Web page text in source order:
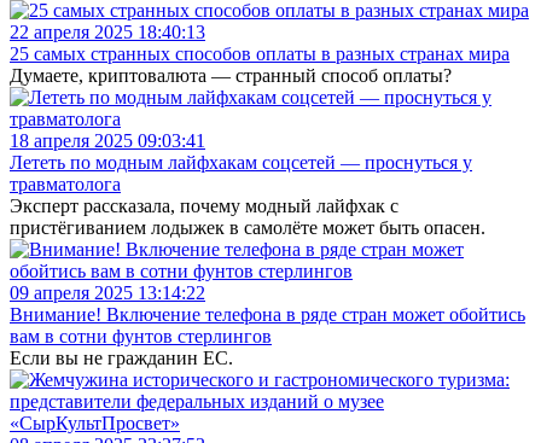
22 апреля 2025 18:40:13
25 самых странных способов оплаты в разных странах мира
Думаете, криптовалюта — странный способ оплаты?
18 апреля 2025 09:03:41
Лететь по модным лайфхакам соцсетей — проснуться у
травматолога
Эксперт рассказала, почему модный лайфхак с
пристёгиванием лодыжек в самолёте может быть опасен.
09 апреля 2025 13:14:22
Внимание! Включение телефона в ряде стран может обойтись
вам в сотни фунтов стерлингов
Если вы не гражданин ЕС.